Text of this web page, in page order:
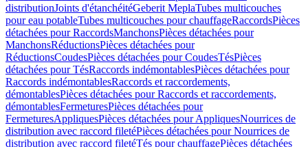
distributionJoints d'étanchéitéGeberit MeplaTubes multicouches
pour eau potableTubes multicouches pour chauffageRaccordsPièces
détachées pour RaccordsManchonsPièces détachées pour
ManchonsRéductionsPièces détachées pour
RéductionsCoudesPièces détachées pour CoudesTésPièces
détachées pour TésRaccords indémontablesPièces détachées pour
Raccords indémontablesRaccords et raccordements,
démontablesPièces détachées pour Raccords et raccordements,
démontablesFermeturesPièces détachées pour
FermeturesAppliquesPièces détachées pour AppliquesNourrices de
distribution avec raccord filetéPièces détachées pour Nourrices de
distribution avec raccord filetéTés pour chauffagePièces détachées